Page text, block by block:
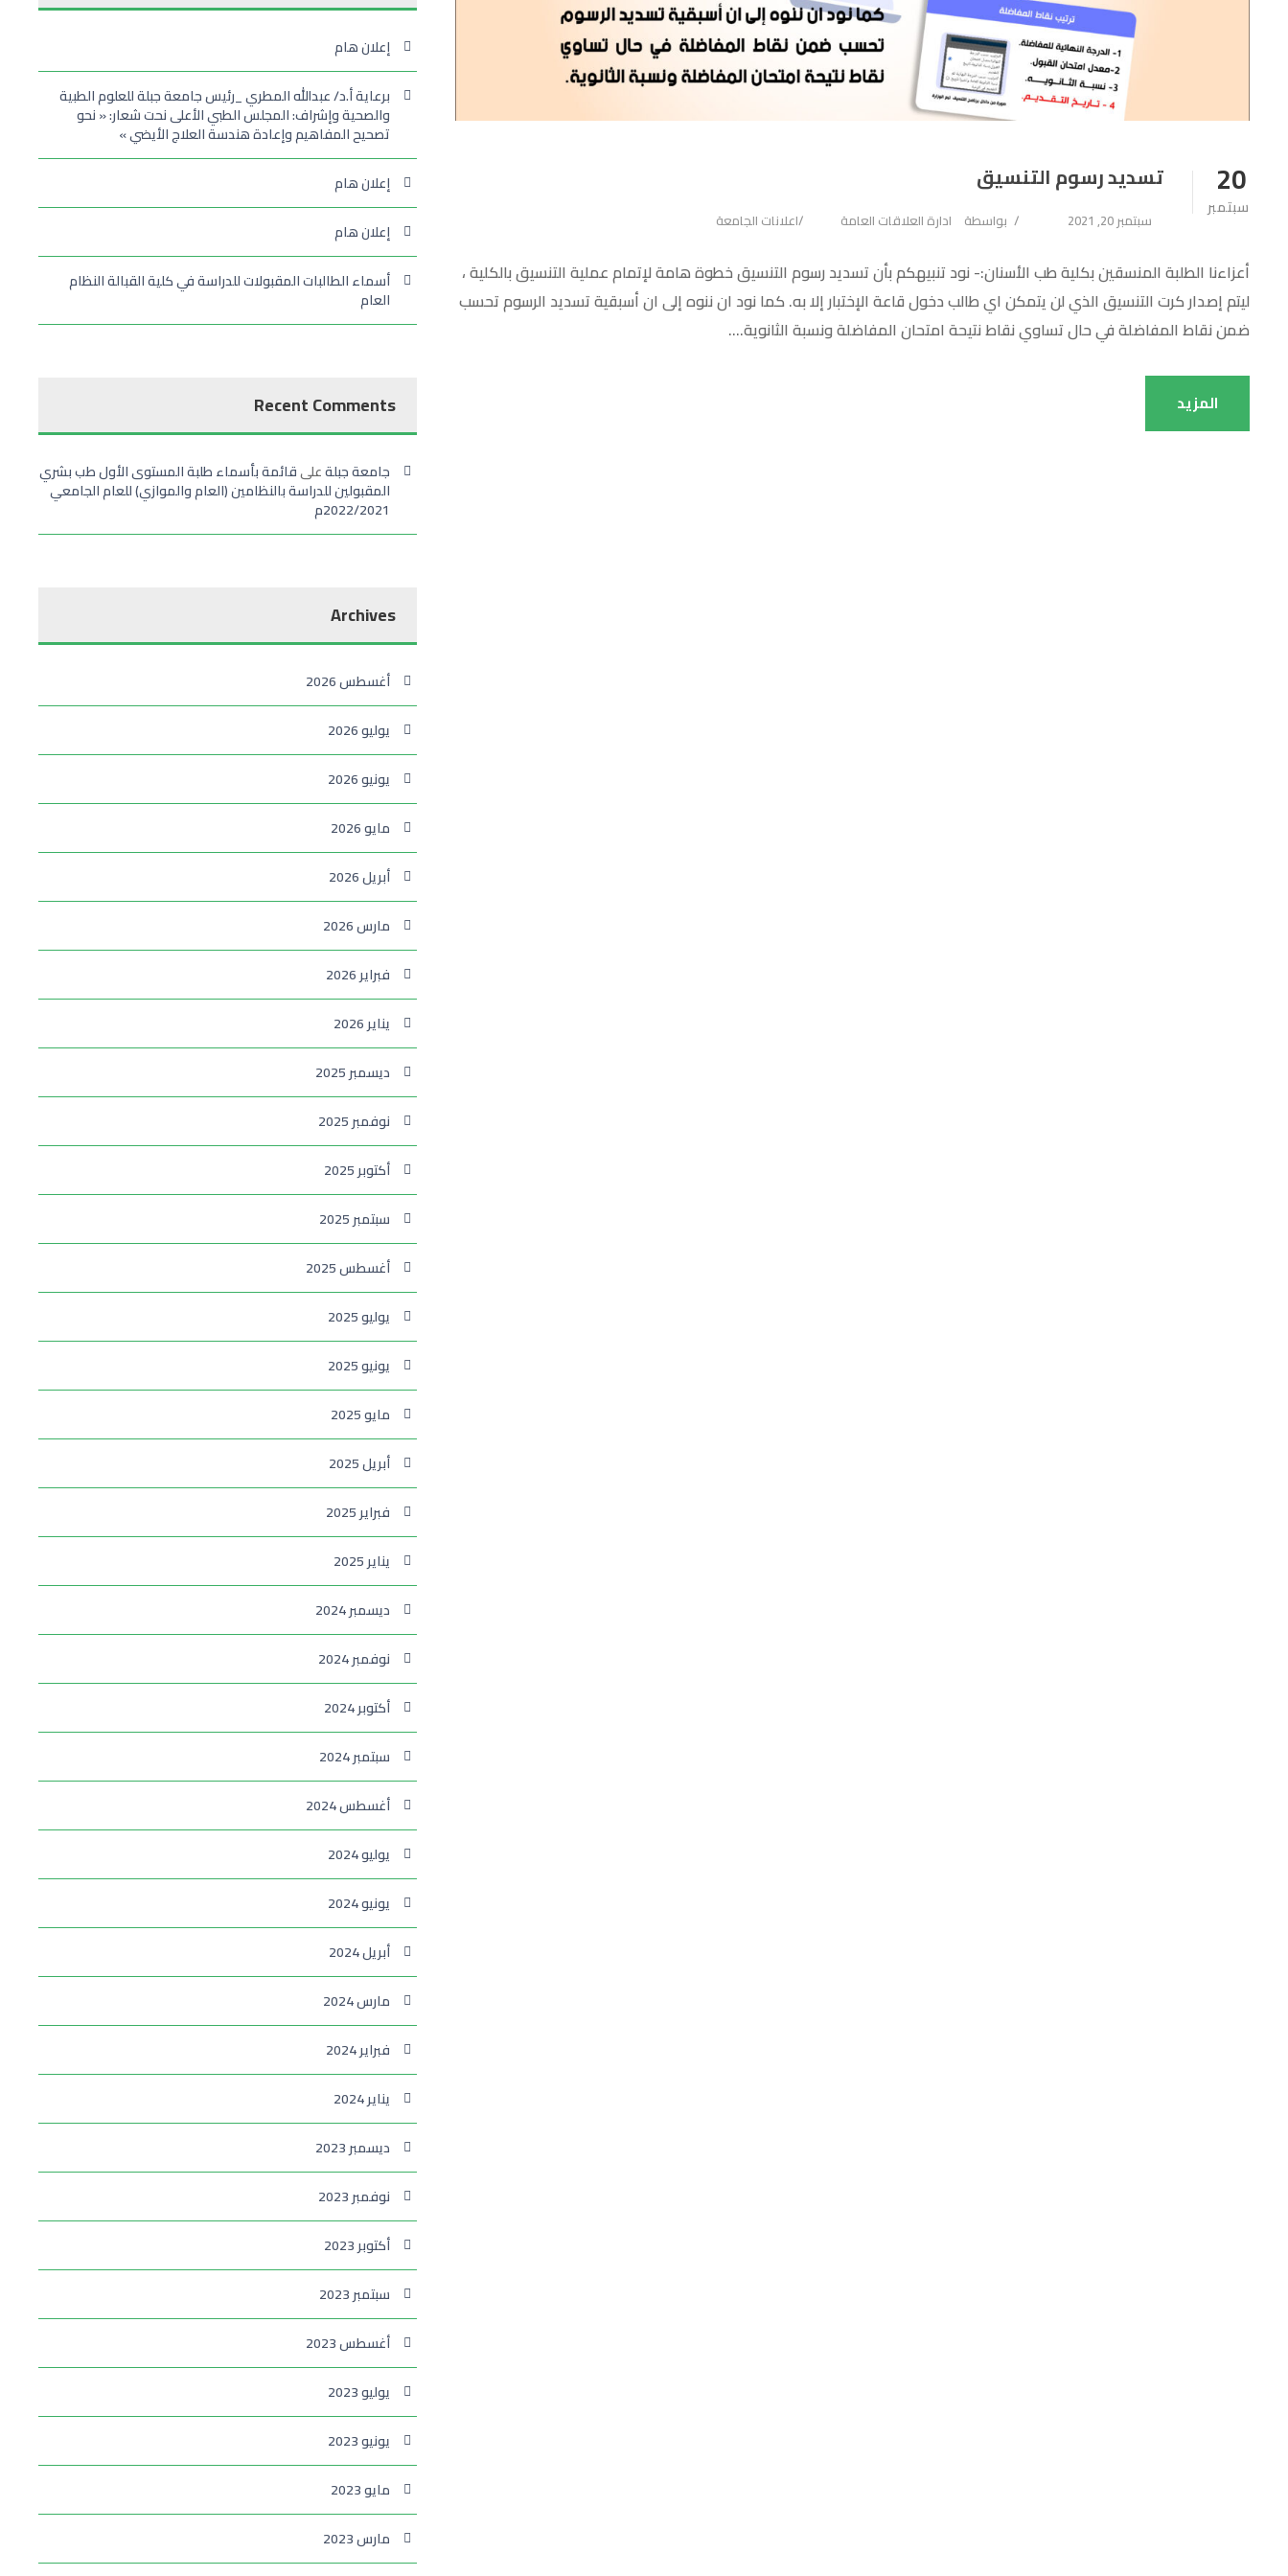
20
سبتمبر
تسديد رسوم التنسيق
سبتمبر 20, 2021 بواسطة ادارة العلاقات العامة اعلانات الجامعة
أعزاءنا الطلبة المنسقين بكلية طب الأسنان:- نود تنبيهكم بأن تسديد رسوم التنسيق خطوة هامة لإتمام عملية التنسيق بالكلية ،
ليتم إصدار كرت التنسيق الذي لن يتمكن اي طالب دخول قاعة الإختبار إلا به. كما نود ان ننوه إلى ان أسبقية تسديد الرسوم تحسب
ضمن نقاط المفاضلة في حال تساوي نقاط نتيحة امتحان المفاضلة ونسبة الثانوية....
المزيد
إعلان هام
برعاية أ.د/ عبدالله المطري _رئيس جامعة جبلة للعلوم الطبية
والصحية وإشراف: المجلس الطبي الأعلى نحت شعار: « نحو
تصحيح المفاهيم وإعادة هندسة العلاج الأيضي »
إعلان هام
إعلان هام
أسماء الطالبات المقبولات للدراسة في كلية القبالة النظام
العام
Recent Comments
جامعة جبلةعلىقائمة بأسماء طلبة المستوى الأول طب بشري
المقبولين للدراسة بالنظامين (العام والموازي) للعام الجامعي
2022/2021م
Archives
أغسطس 2026
يوليو 2026
يونيو 2026
مايو 2026
أبريل 2026
مارس 2026
فبراير 2026
يناير 2026
ديسمبر 2025
نوفمبر 2025
أكتوبر 2025
سبتمبر 2025
أغسطس 2025
يوليو 2025
يونيو 2025
مايو 2025
أبريل 2025
فبراير 2025
يناير 2025
ديسمبر 2024
نوفمبر 2024
أكتوبر 2024
سبتمبر 2024
أغسطس 2024
يوليو 2024
يونيو 2024
أبريل 2024
مارس 2024
فبراير 2024
يناير 2024
ديسمبر 2023
نوفمبر 2023
أكتوبر 2023
سبتمبر 2023
أغسطس 2023
يوليو 2023
يونيو 2023
مايو 2023
مارس 2023